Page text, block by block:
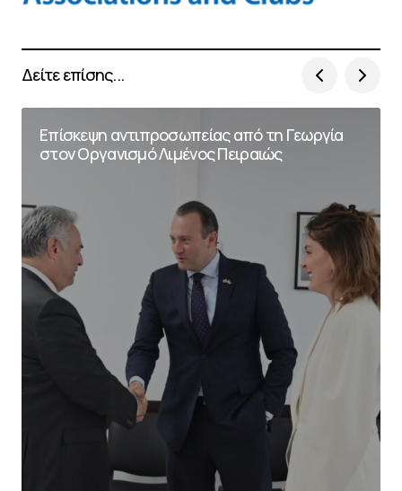
Δείτε επίσης...
Επίσκεψη αντιπροσωπείας από τη Γεωργία
στον Οργανισμό Λιμένος Πειραιώς